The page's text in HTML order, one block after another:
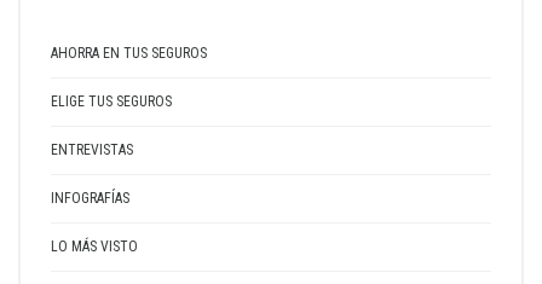
AHORRA EN TUS SEGUROS
ELIGE TUS SEGUROS
ENTREVISTAS
INFOGRAFÍAS
LO MÁS VISTO